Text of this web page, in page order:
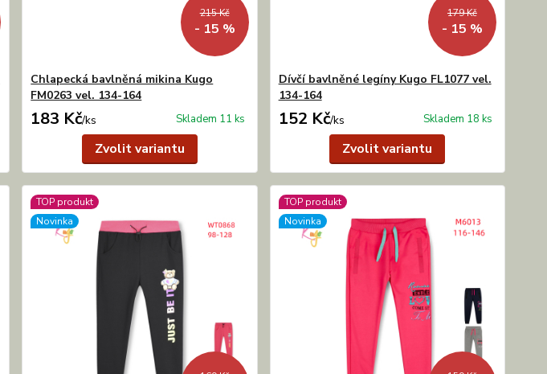
215 Kč
- 15 %
Chlapecká bavlněná mikina Kugo
FM0263 vel. 134-164
183 Kč/ks Skladem 11 ks
Zvolit variantu
179 Kč
- 15 %
Dívčí bavlněné legíny Kugo FL1077 vel.
134-164
152 Kč/ks Skladem 18 ks
Zvolit variantu
TOP produkt
Novinka
TOP produkt
Novinka